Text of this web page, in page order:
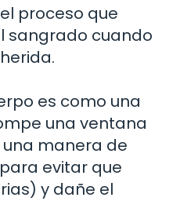
proceso que
sangrado cuando
es como una
una ventana
manera de
evitar que
y dañe el